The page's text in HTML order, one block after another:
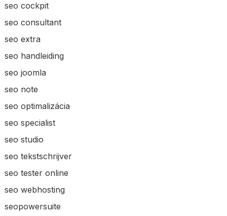
seo cockpit
seo consultant
seo extra
seo handleiding
seo joomla
seo note
seo optimalizácia
seo specialist
seo studio
seo tekstschrijver
seo tester online
seo webhosting
seopowersuite